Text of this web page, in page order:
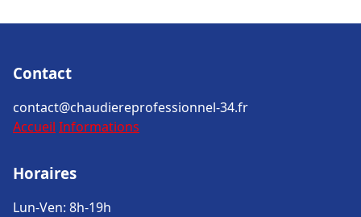
Contact
contact@chaudiereprofessionnel-34.fr
Accueil Informations
Horaires
Lun-Ven: 8h-19h